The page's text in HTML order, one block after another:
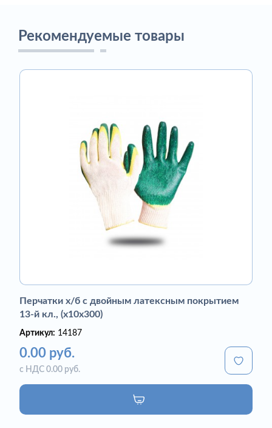
Рекомендуемые товары
Перчатки х/б с двойным латексным покрытием
13-й кл., (х10х300)
Артикул: 14187
0.00 руб.
с НДС 0.00 руб.